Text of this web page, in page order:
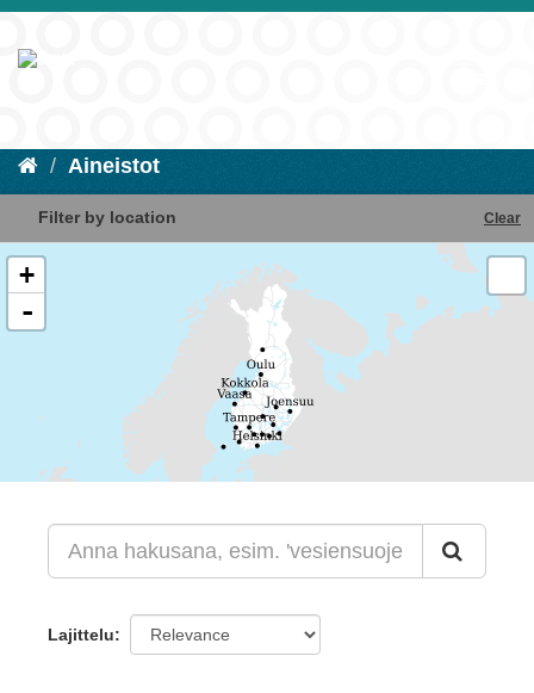
Aineistot
Filter by location Clear
+
-
Lajittelu